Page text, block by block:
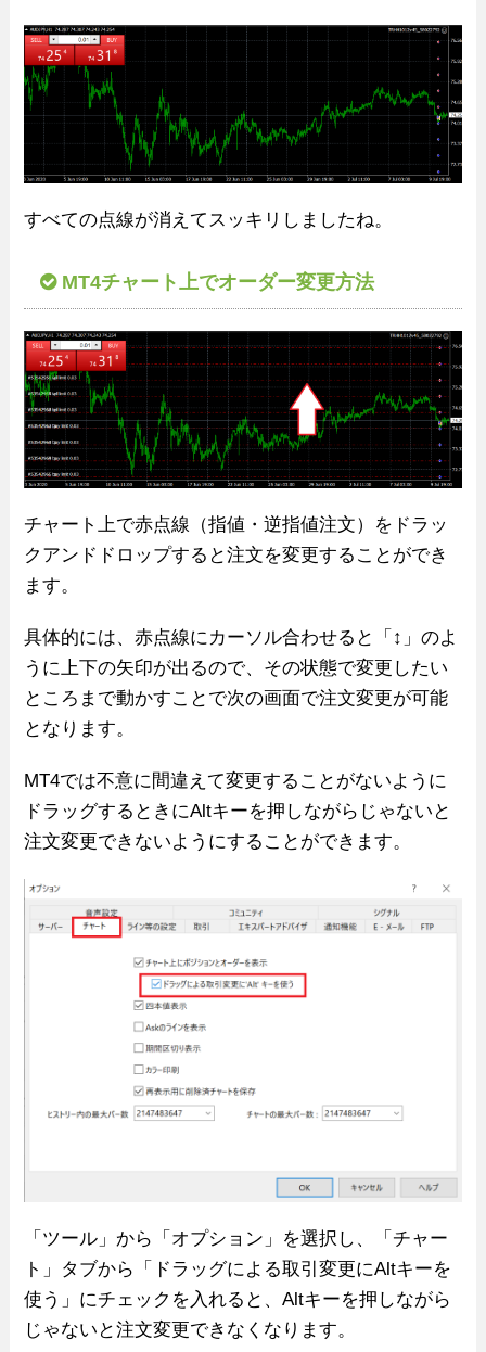
すべての点線が消えてスッキリしましたね。
MT4チャート上でオーダー変更方法
チャート上で赤点線（指値・逆指値注文）をドラッ
クアンドドロップすると注文を変更することができ
ます。
具体的には、赤点線にカーソル合わせると「↕」のよ
うに上下の矢印が出るので、その状態で変更したい
ところまで動かすことで次の画面で注文変更が可能
となります。
MT4では不意に間違えて変更することがないように
ドラッグするときにAltキーを押しながらじゃないと
注文変更できないようにすることができます。
「ツール」から「オプション」を選択し、「チャー
ト」タブから「ドラッグによる取引変更にAltキーを
使う」にチェックを入れると、Altキーを押しながら
じゃないと注文変更できなくなります。